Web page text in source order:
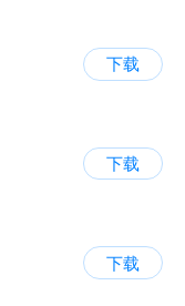
下载
下载
下载